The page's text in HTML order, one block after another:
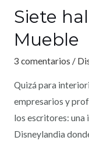
Siete
Mueble
3 comentarios /
Quizá para
empresarios y
los escritores: una
Disneylandia